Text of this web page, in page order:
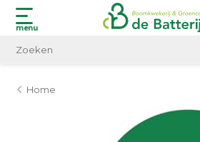
menu
Home